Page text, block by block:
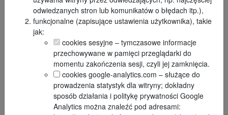
jednej numeracji lufa lustro nówka ! Jeden magazynek w
komplecie też oryginał wojenny. Pistolet jest full-auto tak
że tylko sprzedaż na koncesje zapraszam do Łowicza
wszystko do dotknięcia sprawdzenia sprzedaż na fakturę
dla zainteresowanych prześlę filmik z pracy empika na
nieaktualne
Wszystkie ogłoszenia
tego użytkownika
Wyświetleń: 3602
odwiedzanych stron lub komunikatów o błędach itp.),
funkcjonalne (zapisujące ustawienia użytkownika), takie
jak:
cookies sesyjne – tymczasowe informacje
przechowywane w pamięci przeglądarki do
momentu zakończenia sesji, czyli jej zamknięcia.
cookies google-analytics.com – służące do
prowadzenia statystyk dla witryny; dokładny
sposób działania i politykę prywatności Google
Analytics można znaleźć pod adresami: